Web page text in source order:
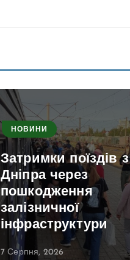
НОВИНИ
Затримки поїздів з
Дніпра через
пошкодження
залізничної
інфраструктури
7 Серпня, 2026